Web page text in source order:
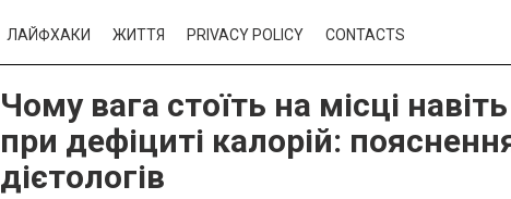
ЛАЙФХАКИ ЖИТТЯ PRIVACY POLICY CONTACTS
Чому вага стоїть на місці навіть
при дефіциті калорій:
дієтологів